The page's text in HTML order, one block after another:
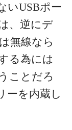
いUSBポー
、逆にデ
無線なら
る為には
ことだろ
ーを内蔵し